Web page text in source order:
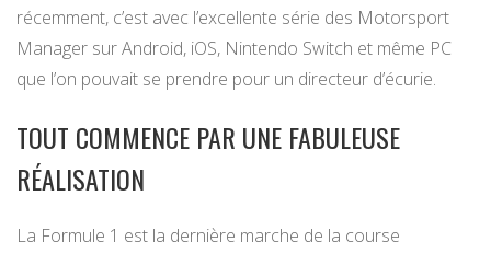
récemment, c’est avec l’excellente série des Motorsport
Manager sur Android, iOS, Nintendo Switch et même PC
que l’on pouvait se prendre pour un directeur d’écurie.
TOUT COMMENCE PAR UNE FABULEUSE
RÉALISATION
La Formule 1 est la dernière marche de la course